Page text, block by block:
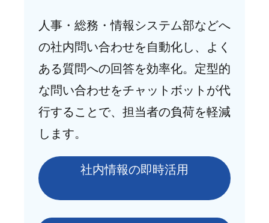
人事・総務・情報システム部などへ
の社内問い合わせを自動化し、よく
ある質問への回答を効率化。定型的
な問い合わせをチャットボットが代
行することで、担当者の負荷を軽減
します。
社内情報の即時活用